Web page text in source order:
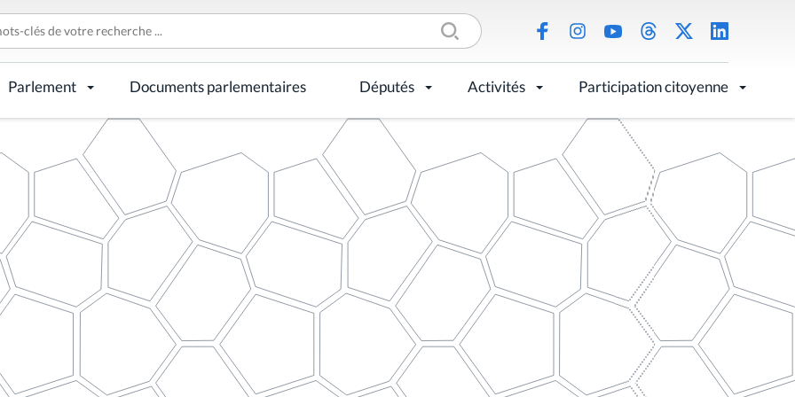
Parlement Documents parlementaires Députés Activités Participation citoyenne